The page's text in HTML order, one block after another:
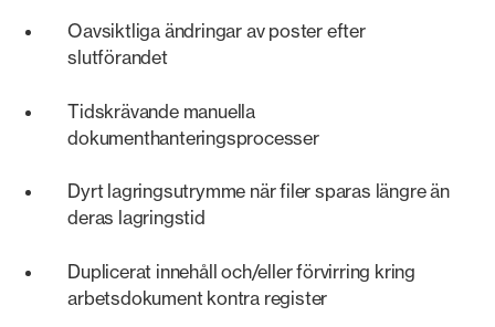
Oavsiktliga ändringar av poster efter
slutförandet
Tidskrävande manuella
dokumenthanteringsprocesser
Dyrt lagringsutrymme när filer sparas längre än
deras lagringstid
Duplicerat innehåll och/eller förvirring kring
arbetsdokument kontra register